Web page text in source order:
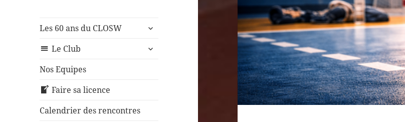
Les 60 ans du CLOSW
ouvrir
sous-
Le Club
ouvrir
Nos Equipes
Faire sa licence
Calendrier des rencontres